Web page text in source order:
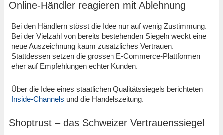
Online-Händler reagieren mit Ablehnung
Bei den Händlern stösst die Idee nur auf wenig Zustimmung.
Bei der Vielzahl von bereits bestehenden Siegeln weckt eine
neue Auszeichnung kaum zusätzliches Vertrauen.
Stattdessen setzen die grossen E-Commerce-Plattformen
eher auf Empfehlungen echter Kunden.
Über die Idee eines staatlichen Qualitätssiegels berichteten
Inside-Channels und die Handelszeitung.
Shoptrust – das Schweizer Vertrauenssiegel